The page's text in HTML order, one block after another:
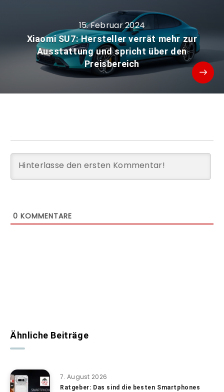
15. Februar 2024
Xiaomi SU7: Hersteller verrät mehr zur
Ausstattung und spricht über den
Preisbereich
0 KOMMENTARE
Ähnliche Beiträge
7. August 2026
Ratgeber: Das sind die besten Smartphones